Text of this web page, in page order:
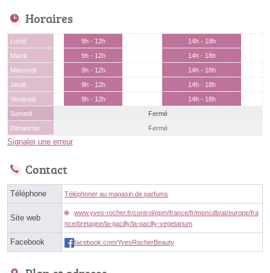
Horaires
Lundi 9h - 12h
14h - 18h
Mardi
9h - 12h
14h - 18h
Mercredi
9h - 12h
14h - 18h
Jeudi
9h - 12h
14h - 18h
Vendredi
9h - 12h
14h - 18h
Samedi
Fermé
Dimanche
Fermé
Signaler une erreur
Contact
Téléphone Téléphoner au magasin de parfums
Site web
www.yves-rocher.fr/control/epm/france/fr/moncdb/at/europe/fra
nce/bretagne/la-gacilly/la-gacilly-vegetarium
Facebook facebook.com/YvesRocherBeauty